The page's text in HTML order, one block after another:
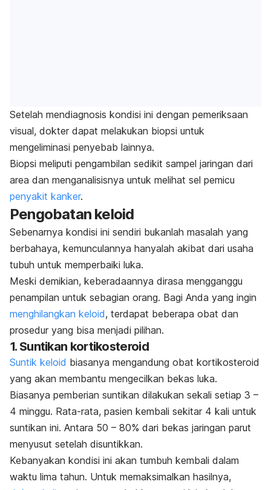
Setelah mendiagnosis kondisi ini dengan pemeriksaan
visual, dokter dapat melakukan biopsi untuk
mengeliminasi penyebab lainnya.
Biopsi meliputi pengambilan sedikit sampel jaringan dari
area dan menganalisisnya untuk melihat sel pemicu
penyakit kanker.
Pengobatan keloid
Sebenarnya kondisi ini sendiri bukanlah masalah yang
berbahaya, kemunculannya hanyalah akibat dari usaha
tubuh untuk memperbaiki luka.
Meski demikian, keberadaannya dirasa mengganggu
penampilan untuk sebagian orang. Bagi Anda yang ingin
menghilangkan keloid, terdapat beberapa obat dan
prosedur yang bisa menjadi pilihan.
1. Suntikan kortikosteroid
Suntik keloid biasanya mengandung obat kortikosteroid
yang akan membantu mengecilkan bekas luka.
Biasanya pemberian suntikan dilakukan sekali setiap 3 –
4 minggu. Rata-rata, pasien kembali sekitar 4 kali untuk
suntikan ini. Antara 50 – 80% dari bekas jaringan parut
menyusut setelah disuntikkan.
Kebanyakan kondisi ini akan tumbuh kembali dalam
waktu lima tahun. Untuk memaksimalkan hasilnya,